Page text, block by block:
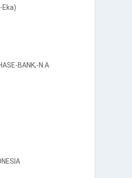
Eka)
BANK,-N.A